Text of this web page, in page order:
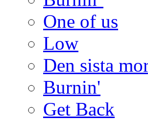
One of us
Low
Den sista
Burnin'
Get Back